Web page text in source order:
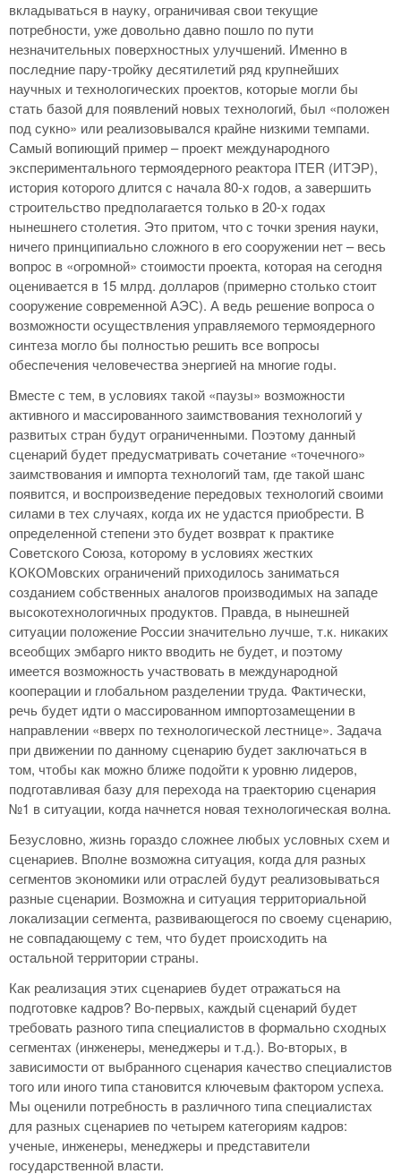
вкладываться в науку, ограничивая свои текущие
потребности, уже довольно давно пошло по пути
незначительных поверхностных улучшений. Именно в
последние пару-тройку десятилетий ряд крупнейших
научных и технологических проектов, которые могли бы
стать базой для появлений новых технологий, был «положен
под сукно» или реализовывался крайне низкими темпами.
Самый вопиющий пример – проект международного
экспериментального термоядерного реактора ITER (ИТЭР),
история которого длится с начала 80-х годов, а завершить
строительство предполагается только в 20-х годах
нынешнего столетия. Это притом, что с точки зрения науки,
ничего принципиально сложного в его сооружении нет – весь
вопрос в «огромной» стоимости проекта, которая на сегодня
оценивается в 15 млрд. долларов (примерно столько стоит
сооружение современной АЭС). А ведь решение вопроса о
возможности осуществления управляемого термоядерного
синтеза могло бы полностью решить все вопросы
обеспечения человечества энергией на многие годы.
Вместе с тем, в условиях такой «паузы» возможности
активного и массированного заимствования технологий у
развитых стран будут ограниченными. Поэтому данный
сценарий будет предусматривать сочетание «точечного»
заимствования и импорта технологий там, где такой шанс
появится, и воспроизведение передовых технологий своими
силами в тех случаях, когда их не удастся приобрести. В
определенной степени это будет возврат к практике
Советского Союза, которому в условиях жестких
КОКОМовских ограничений приходилось заниматься
созданием собственных аналогов производимых на западе
высокотехнологичных продуктов. Правда, в нынешней
ситуации положение России значительно лучше, т.к. никаких
всеобщих эмбарго никто вводить не будет, и поэтому
имеется возможность участвовать в международной
кооперации и глобальном разделении труда. Фактически,
речь будет идти о массированном импортозамещении в
направлении «вверх по технологической лестнице». Задача
при движении по данному сценарию будет заключаться в
том, чтобы как можно ближе подойти к уровню лидеров,
подготавливая базу для перехода на траекторию сценария
№1 в ситуации, когда начнется новая технологическая волна.
Безусловно, жизнь гораздо сложнее любых условных схем и
сценариев. Вполне возможна ситуация, когда для разных
сегментов экономики или отраслей будут реализовываться
разные сценарии. Возможна и ситуация территориальной
локализации сегмента, развивающегося по своему сценарию,
не совпадающему с тем, что будет происходить на
остальной территории страны.
Как реализация этих сценариев будет отражаться на
подготовке кадров? Во-первых, каждый сценарий будет
требовать разного типа специалистов в формально сходных
сегментах (инженеры, менеджеры и т.д.). Во-вторых, в
зависимости от выбранного сценария качество специалистов
того или иного типа становится ключевым фактором успеха.
Мы оценили потребность в различного типа специалистах
для разных сценариев по четырем категориям кадров:
ученые, инженеры, менеджеры и представители
государственной власти.